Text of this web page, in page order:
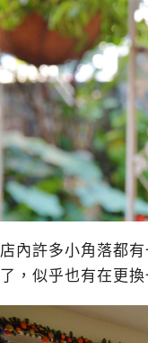
店內許多小角落都
了，似乎也有在更